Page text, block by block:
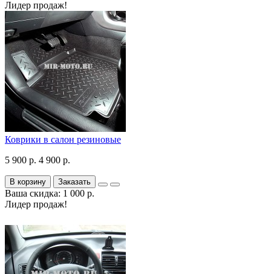
Лидер продаж!
Коврики в салон резиновые
5 900 р. 4 900 р.
В корзину Заказать
Ваша скидка: 1 000 р.
Лидер продаж!